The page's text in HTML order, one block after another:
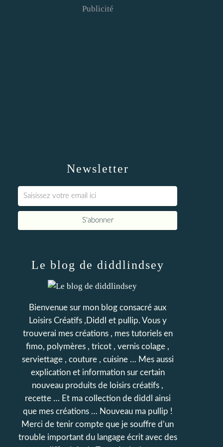
Newsletter
Publicité
Le blog de diddlindsey
Bienvenue sur mon blog consacré aux
Loisirs Créatifs ,Diddl et pullip. Vous y
trouverai mes créations , mes tutoriels en
fimo, polymères , tricot , vernis colage ,
serviettage , couture , cuisine … Mes aussi
explication et information sur certain
nouveau produits de loisirs créatifs ,
recette … Et ma collection de diddl ainsi
que mes créations … Nouveau ma pullip !
Merci de tenir compte que je souffre d’un
trouble important du langage écrit avec des